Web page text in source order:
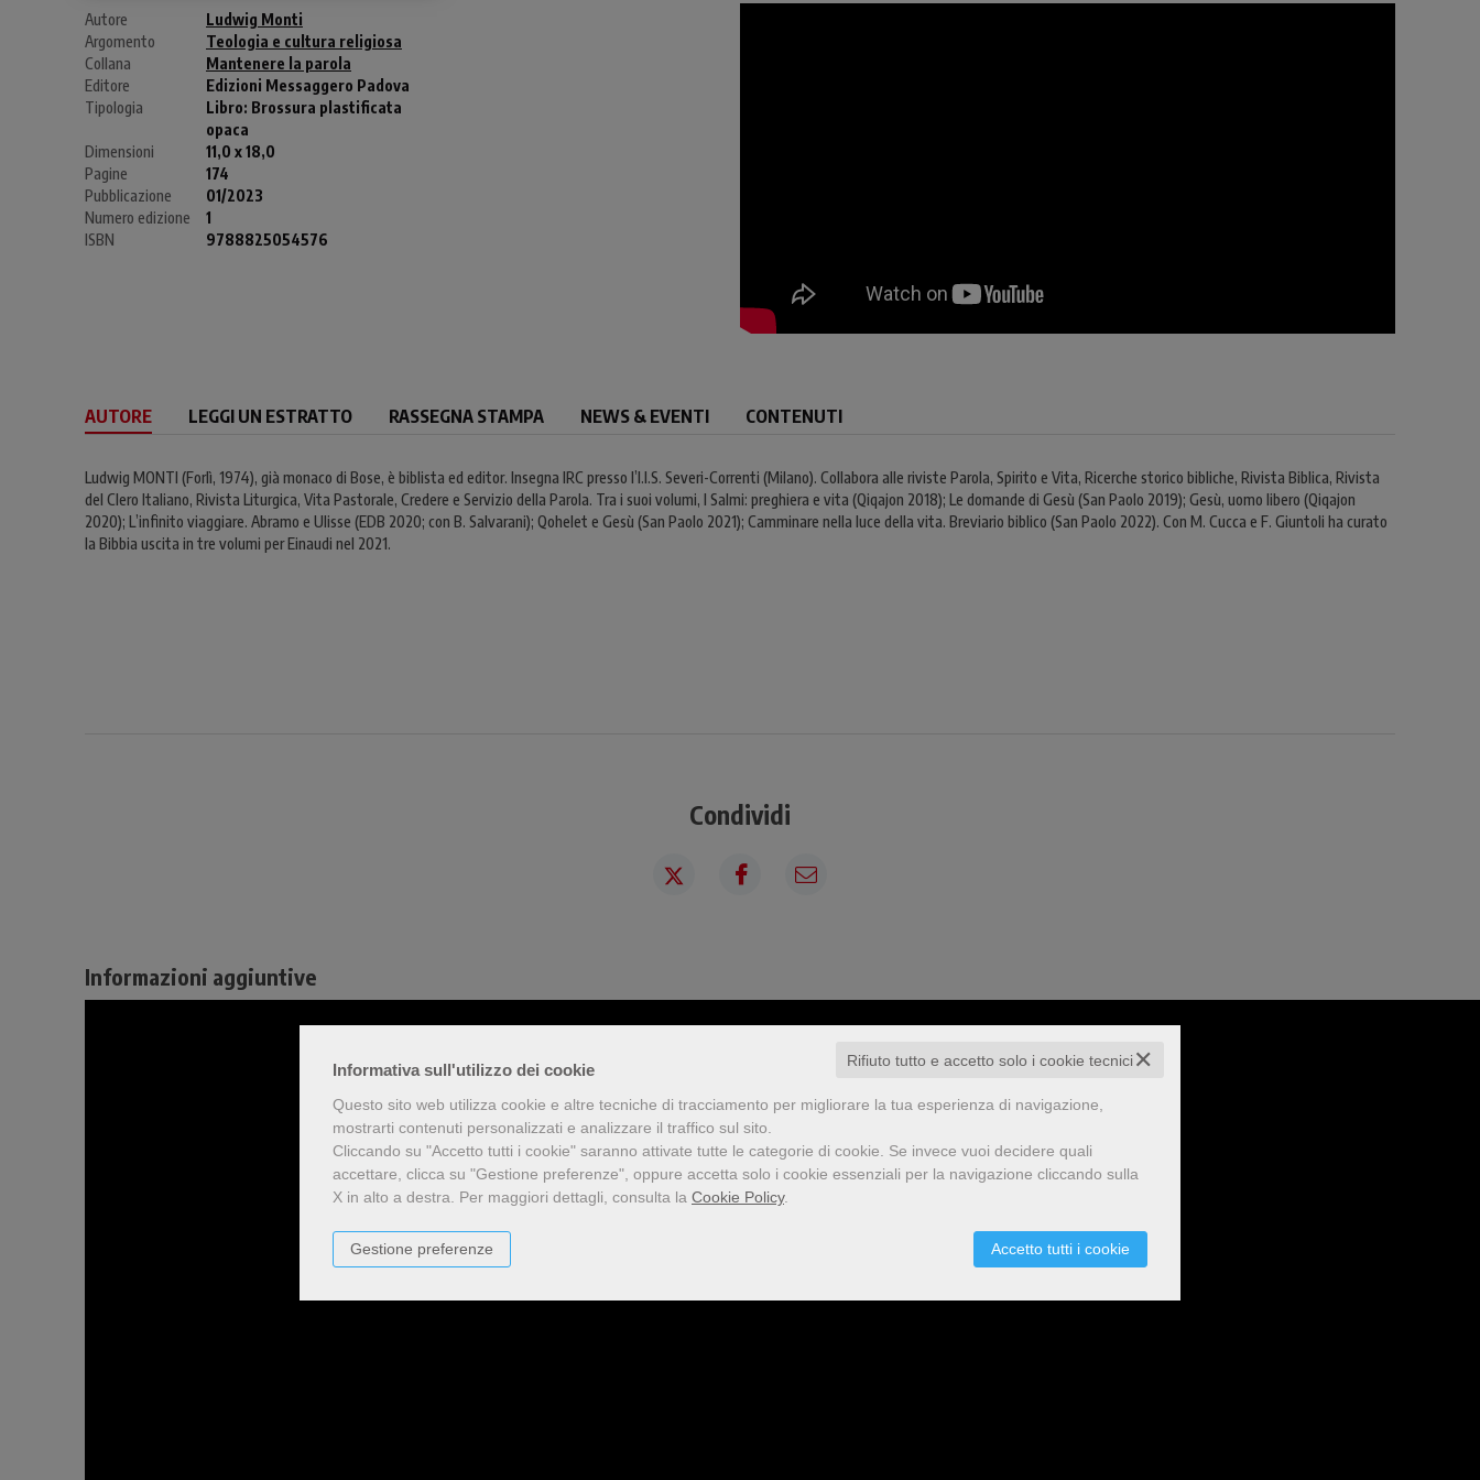
Informativa sull'utilizzo dei cookie ✕
Rifiuto tutto e accetto solo i cookie tecnici
Questo sito web utilizza cookie e altre tecniche di tracciamento per migliorare la tua esperienza di navigazione,
mostrarti contenuti personalizzati e analizzare il traffico sul sito.
Cliccando su "Accetto tutti i cookie" saranno attivate tutte le categorie di cookie. Se invece vuoi decidere quali
accettare, clicca su "Gestione preferenze", oppure accetta solo i cookie essenziali per la navigazione cliccando sulla
X in alto a destra. Per maggiori dettagli, consulta la Cookie Policy.
Accetto tutti i cookie
Gestione preferenze
Autore
Ludwig Monti
Argomento
Teologia e cultura religiosa
Collana
Mantenere la parola
Editore
Edizioni Messaggero Padova
Tipologia
Libro: Brossura plastificata
opaca
Dimensioni
11,0 x 18,0
Pagine
174
Pubblicazione
01/2023
Numero edizione
1
ISBN
9788825054576
AUTORE LEGGI UN ESTRATTO RASSEGNA STAMPA NEWS & EVENTI CONTENUTI
Ludwig MONTI (Forlì, 1974), già monaco di Bose, è biblista ed editor. Insegna IRC presso l’I.I.S. Severi-Correnti (Milano). Collabora alle riviste Parola, Spirito e Vita, Ricerche storico bibliche, Rivista Biblica, Rivista
del Clero Italiano, Rivista Liturgica, Vita Pastorale, Credere e Servizio della Parola. Tra i suoi volumi, I Salmi: preghiera e vita (Qiqajon 2018); Le domande di Gesù (San Paolo 2019); Gesù, uomo libero (Qiqajon
2020); L’infinito viaggiare. Abramo e Ulisse (EDB 2020; con B. Salvarani); Qohelet e Gesù (San Paolo 2021); Camminare nella luce della vita. Breviario biblico (San Paolo 2022). Con M. Cucca e F. Giuntoli ha curato
la Bibbia uscita in tre volumi per Einaudi nel 2021.
Condividi
Informazioni aggiuntive